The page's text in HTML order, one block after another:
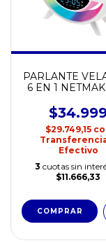
PARLANTE
6 EN 1
$29.749,15
Efectivo
3 cuotas sin
$11.666,33